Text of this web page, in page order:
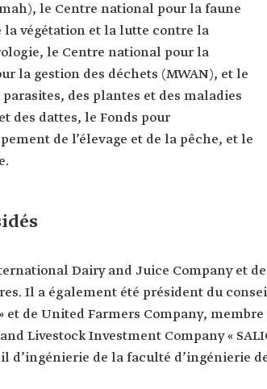
le Centre national pour la faune
végétation et la lutte contre la
le Centre national pour la
la gestion des déchets (MWAN), et le
des plantes et des maladies
des dattes, le Fonds pour
de l’élevage et de la pêche, et le
Dairy and Juice Company et de
Il a également été président du
de United Farmers Company, membre
Livestock Investment Company «
d’ingénierie de la faculté d’ingénierie